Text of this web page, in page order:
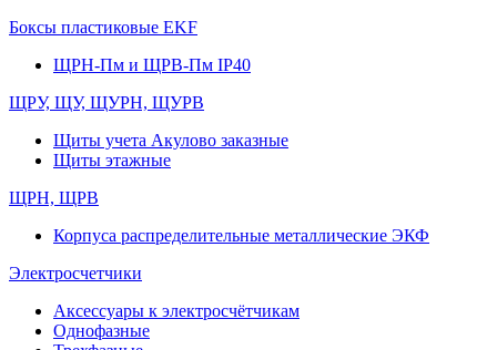
Боксы пластиковые EKF
ЩРН-Пм и ЩРВ-Пм IP40
ЩРУ, ЩУ, ЩУРН, ЩУРВ
Щиты учета Акулово заказные
Щиты этажные
ЩРН, ЩРВ
Корпуса распределительные металлические ЭКФ
Электросчетчики
Аксессуары к электросчётчикам
Однофазные